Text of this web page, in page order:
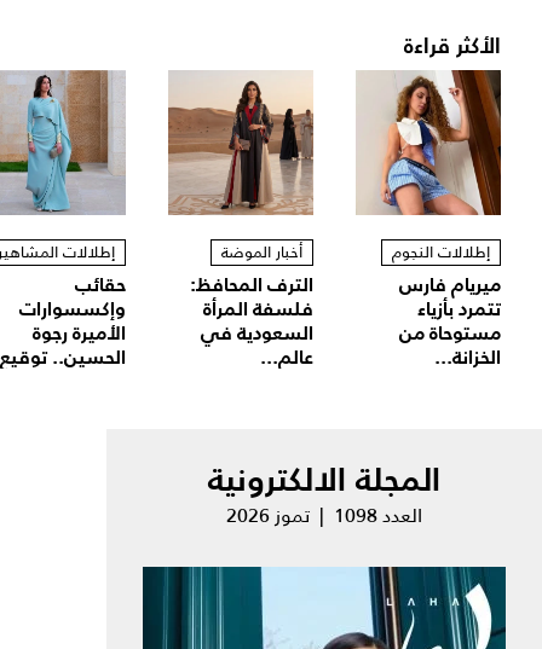
الأكثر قراءة
إطلالات النجوم
ميريام فارس
تتمرد بأزياء
مستوحاة من
الخزانة...
أخبار الموضة
الترف المحافظ:
فلسفة المرأة
السعودية في
عالم...
إطلالات
حقائب
وإكسسوارات
الأميرة رجوة
الحسين..
المجلة الالكترونية
العدد 1098 | تموز 2026